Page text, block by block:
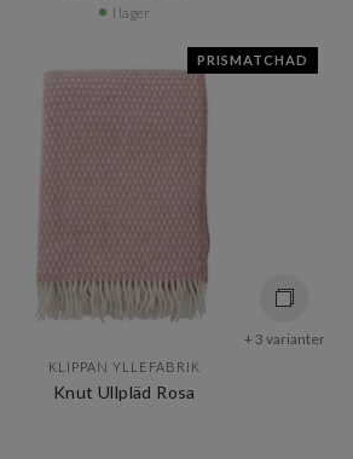
I lager
PRISMATCHAD
+ 3 varianter
KLIPPAN YLLEFABRIK
Knut Ullpläd Rosa